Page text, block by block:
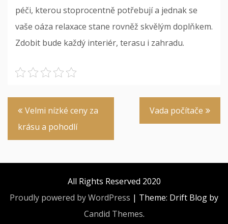
péči, kterou stoprocentně potřebují a jednak se
vaše oáza relaxace stane rovněž skvělým doplňkem.
Zdobit bude každý interiér, terasu i zahradu.
Navigace
pro
příspěvek
Velmi nízké ceny za
krásu a pohodlí
Vada počítače
All Rights Reserved 2020
Proudly powered by WordPress | Theme: Drift Blog by
Candid Themes.